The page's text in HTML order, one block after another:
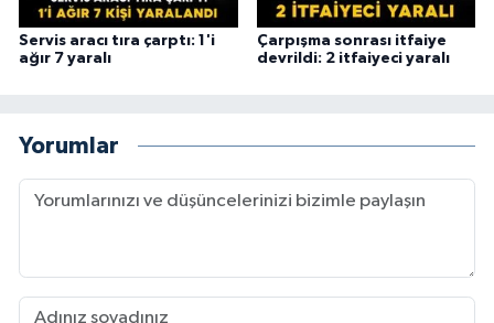
Servis aracı tıra çarptı: 1'i
ağır 7 yaralı
Çarpışma sonrası itfaiye
devrildi: 2 itfaiyeci yaralı
Yorumlar